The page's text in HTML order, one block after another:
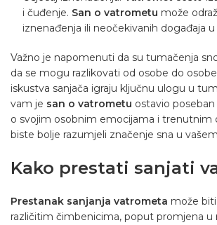
i čuđenje. San o vatrometu može
iznenađenja ili neočekivanih događaja
Važno je napomenuti da su tumačenja
da se mogu razlikovati od osobe do
iskustva sanjača igraju ključnu ulogu u
vam je san o vatrometu ostavio
o svojim osobnim emocijama i trenutnim
biste bolje razumjeli značenje sna u
Kako prestati sanjati
Prestanak sanjanja vatrometa može
različitim čimbenicima, poput promjena u